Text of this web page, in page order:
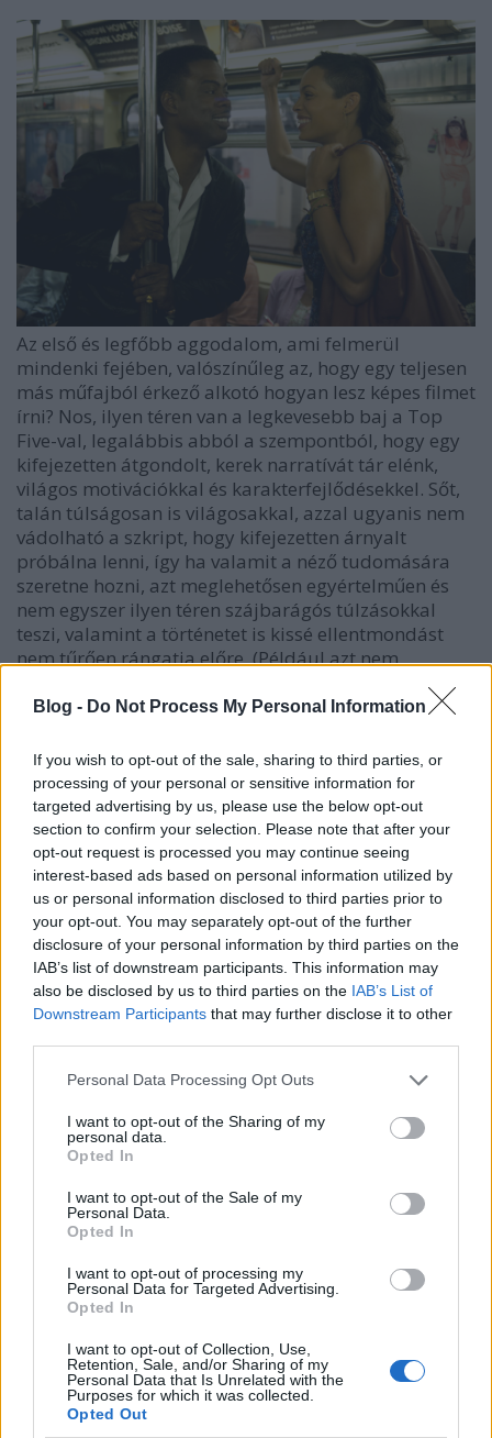
Blog - Do Not Process My Personal Information
If you wish to opt-out of the sale, sharing to third parties, or
processing of your personal or sensitive information for
targeted advertising by us, please use the below opt-out
section to confirm your selection. Please note that after your
opt-out request is processed you may continue seeing
interest-based ads based on personal information utilized by
us or personal information disclosed to third parties prior to
your opt-out. You may separately opt-out of the further
disclosure of your personal information by third parties on the
IAB’s list of downstream participants. This information may
also be disclosed by us to third parties on the IAB’s List of
Downstream Participants that may further disclose it to other
Please note that this website/app uses one or more Google
not limited to your visit or usage behaviour. You may click to
grant or deny consent to Google and its third-party tags to
use your data for below specified purposes in below Google
consent section.
Personal Data Processing Opt Outs
I want to opt-out of the Sharing of my
personal data.
Opted In
I want to opt-out of the Sale of my
Personal Data.
Opted In
I want to opt-out of processing my
Personal Data for Targeted Advertising.
Opted In
I want to opt-out of Collection, Use,
Retention, Sale, and/or Sharing of my
Personal Data that Is Unrelated with the
Purposes for which it was collected.
Opted Out
Az első és legfőbb aggodalom, ami felmerül
mindenki fejében, valószínűleg az, hogy egy teljesen
más műfajból érkező alkotó hogyan lesz képes filmet
írni? Nos, ilyen téren van a legkevesebb baj a Top
Five-val, legalábbis abból a szempontból, hogy egy
kifejezetten átgondolt, kerek narratívát tár elénk,
világos motivációkkal és karakterfejlődésekkel. Sőt,
talán túlságosan is világosakkal, azzal ugyanis nem
vádolható a szkript, hogy kifejezetten árnyalt
próbálna lenni, így ha valamit a néző tudomására
szeretne hozni, azt meglehetősen egyértelműen és
nem egyszer ilyen téren szájbarágós túlzásokkal
teszi, valamint a történetet is kissé ellentmondást
nem tűrően rángatja előre. (Például azt nem
értettem, hogy egy éppen utazófélben lévő filmsztár
miért tér be egy szupermarketbe kenyeret venni...)
agyament vígjáték lenne, ezzel pedig el is jutunk a
mű legnagyobb hiányosságához: Chris Rock valami
nagyon nagyot akart mondani.
Sőt, mintha egyenesen meg akarta volna rendezni a
sajátBirdmanjét, hosszú tracking shot-okkal,
magánéleti önreflexióval, a sztáripart becélzó
szellemes kritikákkal. Csak éppen ez a film nem
frappáns, hanem csak közhelyeket pufogtat, amikor
pedig végre meg akarna fogalmazni valamit,
elképesztően infantilis humorcsírákkal teszi rögtön
komolyan vehetetlenné magát. De ami a legnagyobb
bűn: ezek egyáltalán nem is viccesek. Egy Adam
is várhatnánk mást, mint gusztustalanságot,
rasszista sztereotípiákat, de nem is a poénok
jellegével van a baj, hanem egyszerűen, hogy
bármihez nyúl Rock, egyszerűen nem lehet rajta
nevetni. Amikor főhősünk előadja (elvileg) élete
legjobb stand-up előadását, akkor még
elmosolyodni is alig tudtam, márpedig ha ilyen
nagyon nagy bajok vannak. Ez a helyzet sajnos nagy
mértékben a színészeknek is köszönhető: Chris Rock
hogy valaki jó humorista, még nem lesz jó komikus
színész (a drámai oldaláról már nem is beszélve...),
rajta kívül van, aki ripacs (Cedrick The Entertainer,
Kevin Hart), van, aki csak simán rossz (Gabrielle